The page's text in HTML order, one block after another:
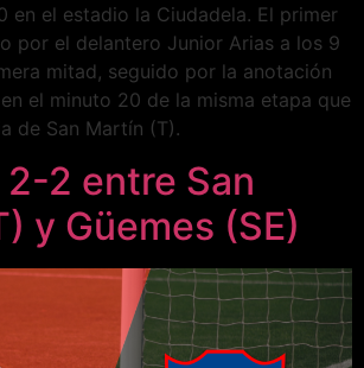
en el estadio la Ciudadela. El primer
por el delantero Junior Arias a los 9
mitad, seguido por la anotación
el minuto 20 de la misma etapa que
de San Martín (T).
2 entre San
y Güemes (SE)